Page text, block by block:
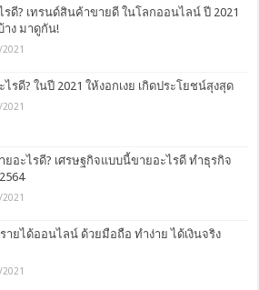
รดี? เทรนด์สินค้าขายดี ในโลกออนไลน์ ปี 2021
าง มาดูกัน!
ไรดี? ในปี 2021 ให้งอกเงย เกิดประโยชน์สุงสุด
ยอะไรดี? เศรษฐกิจแบบนี้ขายอะไรดี ทำธุรกิจ
ายได้ออนไลน์ ด้วยมือถือ ทำง่าย ได้เงินจริง